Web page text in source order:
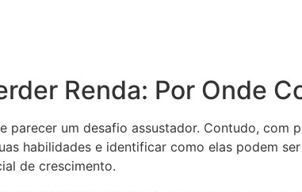
Renda: Por Onde
parecer um desafio assustador. Contudo,
habilidades e identificar como elas podem
de crescimento.